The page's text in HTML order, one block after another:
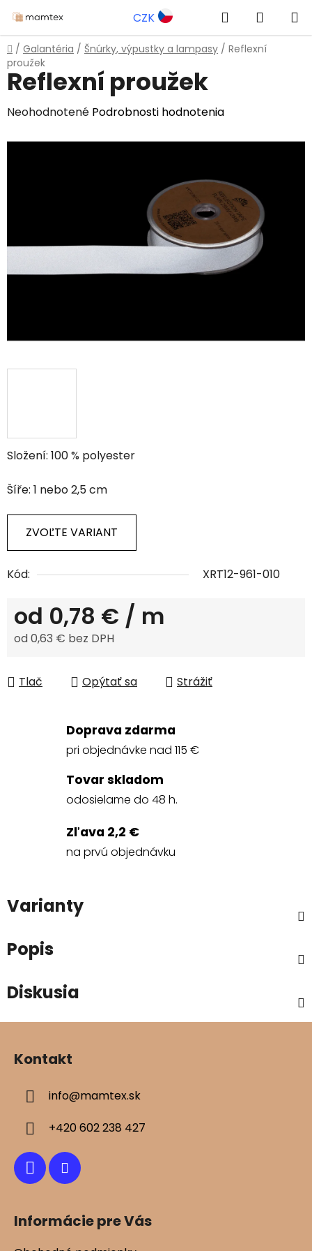
na
obsah
CZK Hľadať
KOŠÍK
Domov
/ Galantéria / Šnúrky, výpustky a lampasy / Reflexní
proužek
Složení: 100 % polyester
Šíře: 1 nebo 2,5 cm
ZVOĽTE VARIANT
Kód: XRT12-961-010
od 0,78 € / m
od0,63 € bez DPH
Tlač
Opýtať sa Strážiť
Reflexní proužek
Priemerné
hviezdičiek.
Neohodnotené Podrobnosti hodnotenia
Doprava zdarma
pri objednávke nad 115 €
Tovar skladom
odosielame do 48 h.
Zľava 2,2 €
na prvú objednávku
Varianty
Popis
Diskusia
Kontakt
info@mamtex.sk
+420 602 238 427
Informácie pre Vás